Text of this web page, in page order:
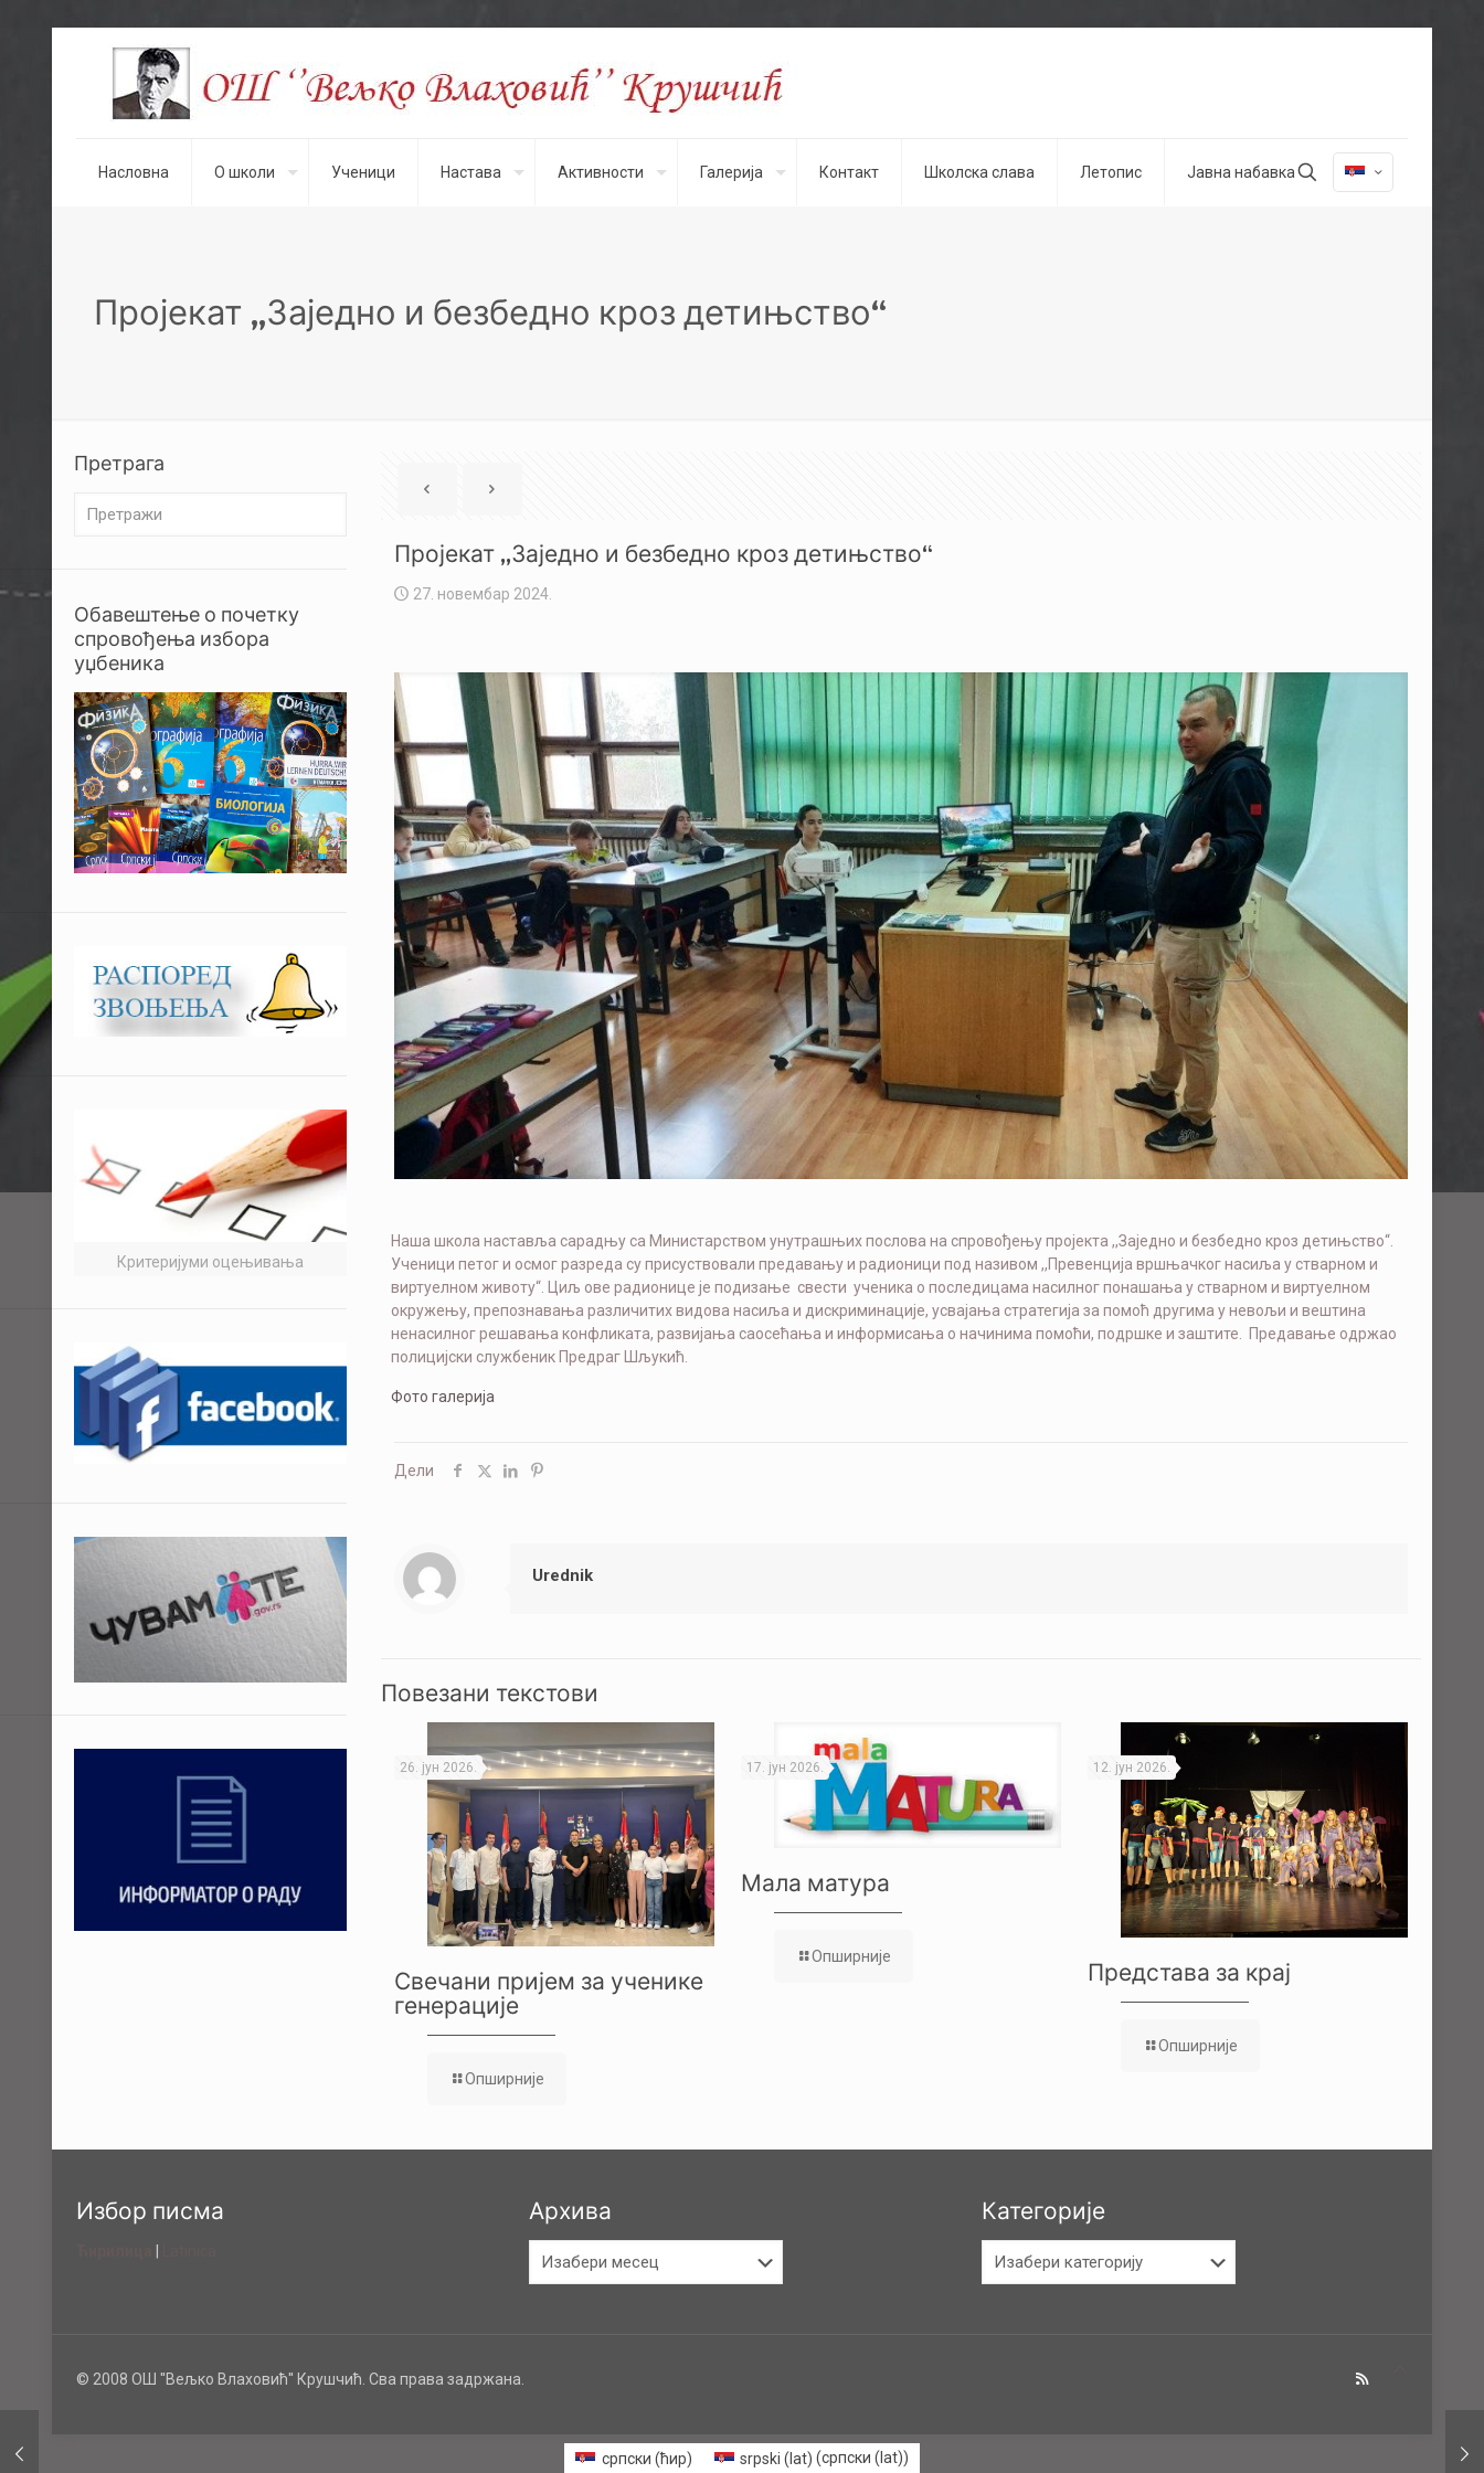
Насловна О школи Ученици Настава Активности Галерија Контакт Школска слава Летопис Јавна набавка
Пројекат ,,Заједно и безбедно кроз детињство“
Пројекат ,,Заједно и безбедно кроз детињство“
27. новембар 2024.
Наша школа наставља сарадњу са Министарством унутрашњих послова на спровођењу пројекта ,,Заједно и безбедно кроз детињство“.
Ученици петог и осмог разреда су присуствовали предавању и радионици под називом ,,Превенција вршњачког насиља у стварном и
виртуелном животу“. Циљ ове радионице је подизање свести ученика о последицама насилног понашања у стварном и виртуелном
окружењу, препознавања различитих видова насиља и дискриминације, усвајања стратегија за помоћ другима у невољи и вештина
ненасилног решавања конфликата, развијања саосећања и информисања о начинима помоћи, подршке и заштите. Предавање одржао
полицијски службеник Предраг Шљукић.
Фото галерија
Дели
Urednik
Повезани текстови
26. јун 2026.
Свечани пријем за ученике
генерације
Опширније
17. јун 2026.
Мала матура
Опширније
12. јун 2026.
Представа за крај
Опширније
Претрага
Обавештење о почетку
спровођења избора
уџбеника
Критеријуми оцењивања
Избор писма Архива
Архива
Категорије
Категорије
© 2008 ОШ ''Вељко Влаховић'' Крушчић. Сва права задржана.
српски (ћир) srpski (lat) (српски (lat))